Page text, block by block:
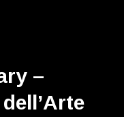
–